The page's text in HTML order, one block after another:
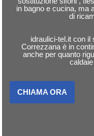
in bagno e cucina, ma
di
idraulici-tel.it con
Correzzana è in
anche per quanto
CHIAMA ORA